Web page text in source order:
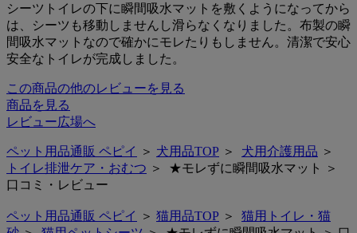
シーツトイレの下に瞬間吸水マットを敷くようになってから
は、シーツも移動しませんし滑らなくなりました。布製の瞬
間吸水マットなので確かにモレたりもしません。清潔で安心
安全なトイレが完成しました。
この商品の他のレビューを見る
商品を見る
レビュー広場へ
ペット用品通販 ペピイ ＞ 犬用品TOP ＞ 犬用介護用品 ＞
トイレ排泄ケア・おむつ ＞ ★モレずに瞬間吸水マット ＞
口コミ・レビュー
ペット用品通販 ペピイ ＞ 猫用品TOP ＞ 猫用トイレ・猫